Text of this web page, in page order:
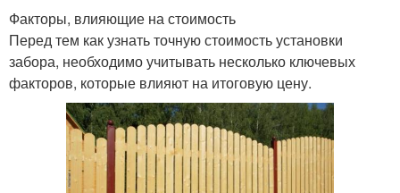
Факторы, влияющие на стоимость
Перед тем как узнать точную стоимость установки
забора, необходимо учитывать несколько ключевых
факторов, которые влияют на итоговую цену.